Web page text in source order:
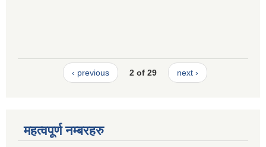
‹ previous 2 of 29 next ›
महत्वपूर्ण नम्बरहरु